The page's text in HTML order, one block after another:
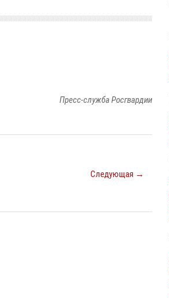
Пресс-служба Росгвардии
Следующая →